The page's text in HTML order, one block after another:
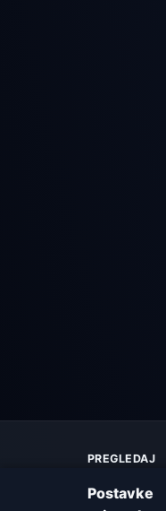
PREGLEDAJ
Upozorenja
Postavke